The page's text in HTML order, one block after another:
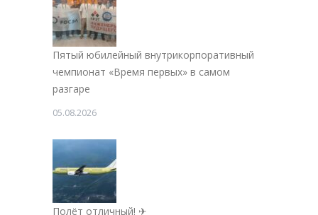
Пятый юбилейный внутрикорпоративный
чемпионат «Время первых» в самом
разгаре
05.08.2026
Полёт отличный! ✈